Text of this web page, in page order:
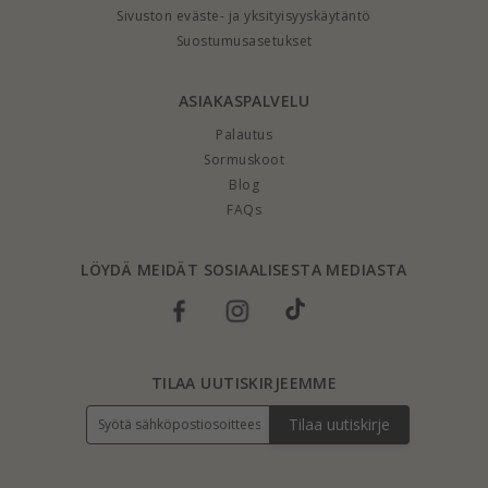
Sivuston eväste- ja yksityisyyskäytäntö
Suostumusasetukset
ASIAKASPALVELU
Palautus
Sormuskoot
Blog
FAQs
LÖYDÄ MEIDÄT SOSIAALISESTA MEDIASTA
TILAA UUTISKIRJEEMME
Tilaa uutiskirje